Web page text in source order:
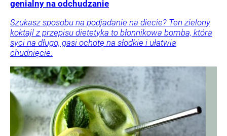
genialny na odchudzanie
Szukasz sposobu na podjadanie na diecie? Ten zielony
koktajl z przepisu dietetyka to błonnikowa bomba, która
syci na długo, gasi ochotę na słodkie i ułatwia
chudnięcie.